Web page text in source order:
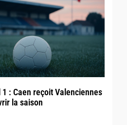
1 : Caen reçoit Valenciennes
la saison